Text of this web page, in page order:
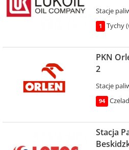
Stacje
1 Tychy
PKN
2
Stacje
94
Stacja